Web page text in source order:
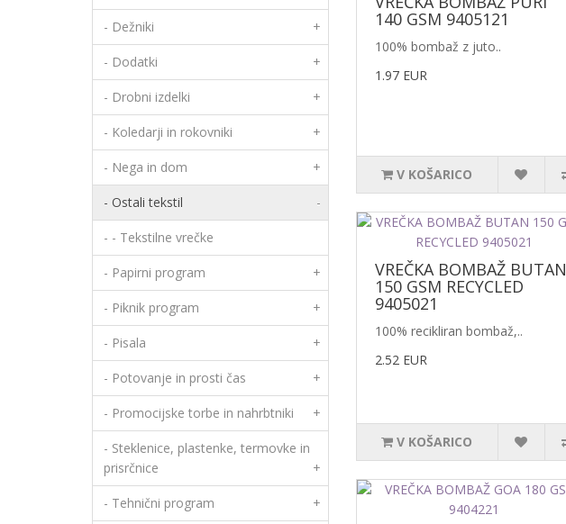
- Dežniki +
- Dodatki +
- Drobni izdelki +
- Koledarji in rokovniki +
- Nega in dom +
- Ostali tekstil -
- - Tekstilne vrečke
- Papirni program +
- Piknik program +
- Pisala +
- Potovanje in prosti čas +
- Promocijske torbe in nahrbtniki +
- Steklenice, plastenke, termovke in
prisrčnice
+
- Tehnični program +
140 GSM 9405121
100% bombaž z juto..
1.97 EUR
V KOŠARICO
VREČKA BOMBAŽ BUTAN
150 GSM RECYCLED
9405021
100% recikliran bombaž,..
2.52 EUR
V KOŠARICO